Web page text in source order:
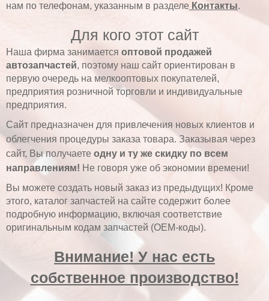
нам по телефонам, указанным в разделе Контакты.
Для кого этот сайт
Наша фирма занимается оптовой продажей
автозапчастей, поэтому наш сайт ориентирован в
первую очередь на мелкооптовых покупателей,
предприятия розничной торговли и индивидуальные
предприятия.
Сайт предназначен для привлечения новых клиентов и
облегчения процедуры заказа товара. Заказывая через
сайт, Вы получаете одну и ту же скидку по всем
направлениям! Не говоря уже об экономии времени!
Вы можете создать новый заказ из предыдущих! Кроме
этого, каталог запчастей на сайте содержит более
подробную информацию, включая соответствие
оригинальным кодам запчастей (OEM-коды).
Внимание! У нас есть
собственное производство!